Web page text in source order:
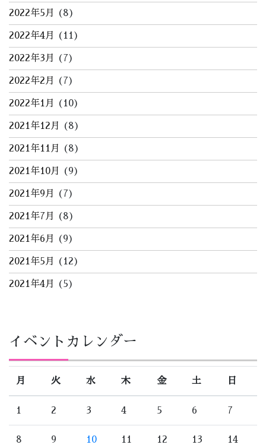
2022年5月 (8)
2022年4月 (11)
2022年3月 (7)
2022年2月 (7)
2022年1月 (10)
2021年12月 (8)
2021年11月 (8)
2021年10月 (9)
2021年9月 (7)
2021年7月 (8)
2021年6月 (9)
2021年5月 (12)
2021年4月 (5)
イベントカレンダー
月 火 水 木 金 土 日
1 2 3 4 5 6 7
8 9 10 11 12 13 14